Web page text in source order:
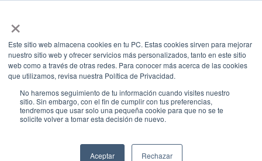
×
Este sitio web almacena cookies en tu PC. Estas cookies sirven para mejorar
nuestro sitio web y ofrecer servicios más personalizados, tanto en este sitio
web como a través de otras redes. Para conocer más acerca de las cookies
que utilizamos, revisa nuestra Política de Privacidad.
No haremos seguimiento de tu información cuando visites nuestro
sitio. Sin embargo, con el fin de cumplir con tus preferencias,
tendremos que usar solo una pequeña cookie para que no se te
solicite volver a tomar esta decisión de nuevo.
Aceptar Rechazar
Presione enter para buscar o ESC para cerrar
América Latina
América Latina y Caribe
Atracción de inversiones